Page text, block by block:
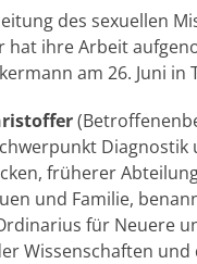
des sexuellen
ihre Arbeit
am 26. Juni in
früherer
und Familie,
für Neuere
Wissenschaften